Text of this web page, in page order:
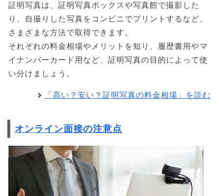
証明写真は、証明写真ボックスや写真館で撮影した
り、自撮りした写真をコンビニでプリントするなど、
さまざまな方法で取得できます。
それぞれの料金相場やメリットを知り、履歴書用やマ
イナンバーカード用など、証明写真の目的によって使
い分けましょう。
「高い？安い？証明写真の料金相場」を読む
オンライン面接の注意点